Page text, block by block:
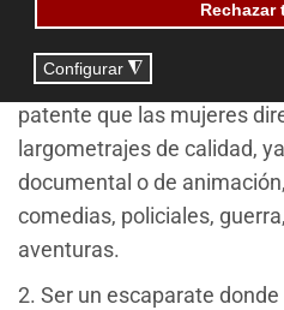
cita
internacional de festivales
Dirigido a todos los
patente que las mujeres
largometrajes de calidad,
documental o de
comedias, policiales,
aventuras.
2. Ser un escaparate